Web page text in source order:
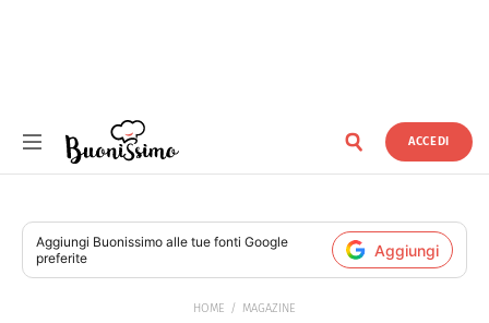
ACCEDI
Aggiungi Buonissimo alle tue fonti Google
preferite
Aggiungi
HOME MAGAZINE